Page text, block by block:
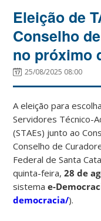
Eleição de
Conselho
no próximo
25/08/2025 08:00
A eleição para
Servidores Técnico-
(STAEs) junto ao
Conselho de
Federal de Santa
quinta-feira, 28 de
sistemae-
democracia/).